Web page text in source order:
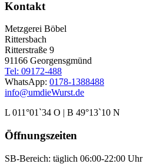
Kontakt
Metzgerei Böbel
Rittersbach
Ritterstraße 9
91166 Georgensgmünd
Tel: 09172-488
WhatsApp: 0178-1388488
info@umdieWurst.de
L 011°01`34 O | B 49°13`10 N
Öffnungszeiten
SB-Bereich: täglich 06:00-22:00 Uhr